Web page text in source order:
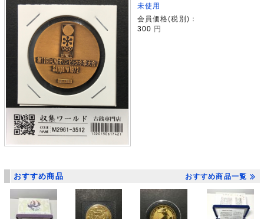
未使用
会員価格(税別)：
300 円
おすすめ商品 おすすめ商品一覧